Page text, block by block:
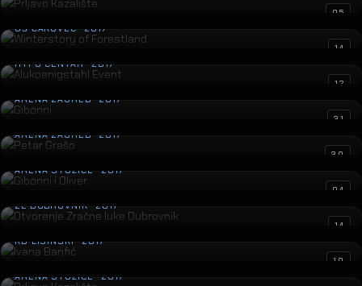
05
Winterstory of Forestland
GŠ ČAKOVEC · 2017
14
Alukoenigstahl Event
HYPO CENTAR · 2017
12
Gibonni
ARENA ZAGREB · 2017
31
Petar Grašo
ARENA ZAGREB · 2017
30
Gibonni i Oliver
ARENA STOŽICE · 2017
04
Otvorenje Zračne luke Dubrovnik
ZL DUBROVNIK · 2017
14
Ivana Banfić
KD LISINSKI · 2017
10
Prljavo Kazalište
ARENA STOŽICE · 2017